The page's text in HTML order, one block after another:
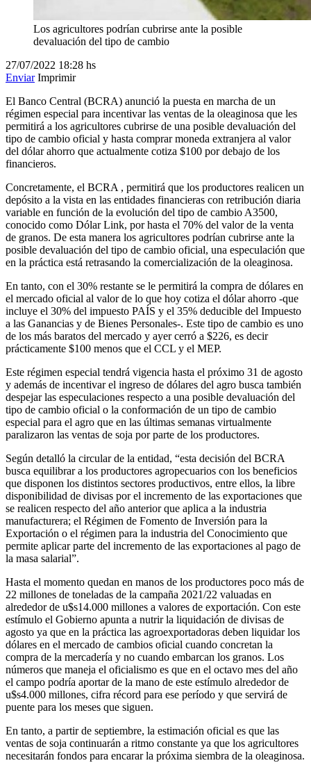
Los agricultores podrían cubrirse ante la posible
devaluación del tipo de cambio
27/07/2022 18:28 hs
Enviar Imprimir
El Banco Central (BCRA) anunció la puesta en marcha de un
régimen especial para incentivar las ventas de la oleaginosa que les
permitirá a los agricultores cubrirse de una posible devaluación del
tipo de cambio oficial y hasta comprar moneda extranjera al valor
del dólar ahorro que actualmente cotiza $100 por debajo de los
financieros.
Concretamente, el BCRA , permitirá que los productores realicen un
depósito a la vista en las entidades financieras con retribución diaria
variable en función de la evolución del tipo de cambio A3500,
conocido como Dólar Link, por hasta el 70% del valor de la venta
de granos. De esta manera los agricultores podrían cubrirse ante la
posible devaluación del tipo de cambio oficial, una especulación que
en la práctica está retrasando la comercialización de la oleaginosa.
En tanto, con el 30% restante se le permitirá la compra de dólares en
el mercado oficial al valor de lo que hoy cotiza el dólar ahorro -que
incluye el 30% del impuesto PAÍS y el 35% deducible del Impuesto
a las Ganancias y de Bienes Personales-. Este tipo de cambio es uno
de los más baratos del mercado y ayer cerró a $226, es decir
prácticamente $100 menos que el CCL y el MEP.
Este régimen especial tendrá vigencia hasta el próximo 31 de agosto
y además de incentivar el ingreso de dólares del agro busca también
despejar las especulaciones respecto a una posible devaluación del
tipo de cambio oficial o la conformación de un tipo de cambio
especial para el agro que en las últimas semanas virtualmente
paralizaron las ventas de soja por parte de los productores.
Según detalló la circular de la entidad, “esta decisión del BCRA
busca equilibrar a los productores agropecuarios con los beneficios
que disponen los distintos sectores productivos, entre ellos, la libre
disponibilidad de divisas por el incremento de las exportaciones que
se realicen respecto del año anterior que aplica a la industria
manufacturera; el Régimen de Fomento de Inversión para la
Exportación o el régimen para la industria del Conocimiento que
permite aplicar parte del incremento de las exportaciones al pago de
la masa salarial”.
Hasta el momento quedan en manos de los productores poco más de
22 millones de toneladas de la campaña 2021/22 valuadas en
alrededor de u$s14.000 millones a valores de exportación. Con este
estímulo el Gobierno apunta a nutrir la liquidación de divisas de
agosto ya que en la práctica las agroexportadoras deben liquidar los
dólares en el mercado de cambios oficial cuando concretan la
compra de la mercadería y no cuando embarcan los granos. Los
números que maneja el oficialismo es que en el octavo mes del año
el campo podría aportar de la mano de este estímulo alrededor de
u$s4.000 millones, cifra récord para ese período y que servirá de
puente para los meses que siguen.
En tanto, a partir de septiembre, la estimación oficial es que las
ventas de soja continuarán a ritmo constante ya que los agricultores
necesitarán fondos para encarar la próxima siembra de la oleaginosa.